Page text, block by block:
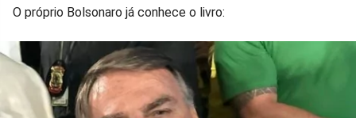
O próprio Bolsonaro já conhece o livro: